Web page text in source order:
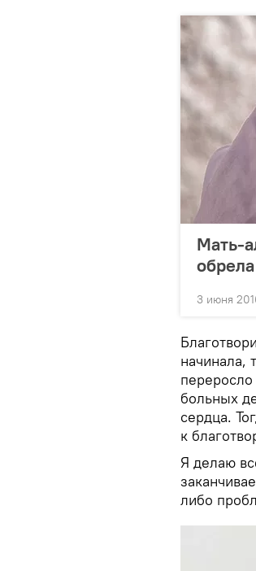
Мать-
3 июня
начинала,
больных
сердца.
к
Я делаю
либо